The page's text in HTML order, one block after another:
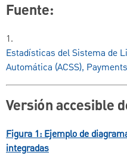
Fuente:
1.
Estadísticas del Sistema de
Automática (ACSS),
Versión accesible
Figura 1: Ejemplo de
integradas